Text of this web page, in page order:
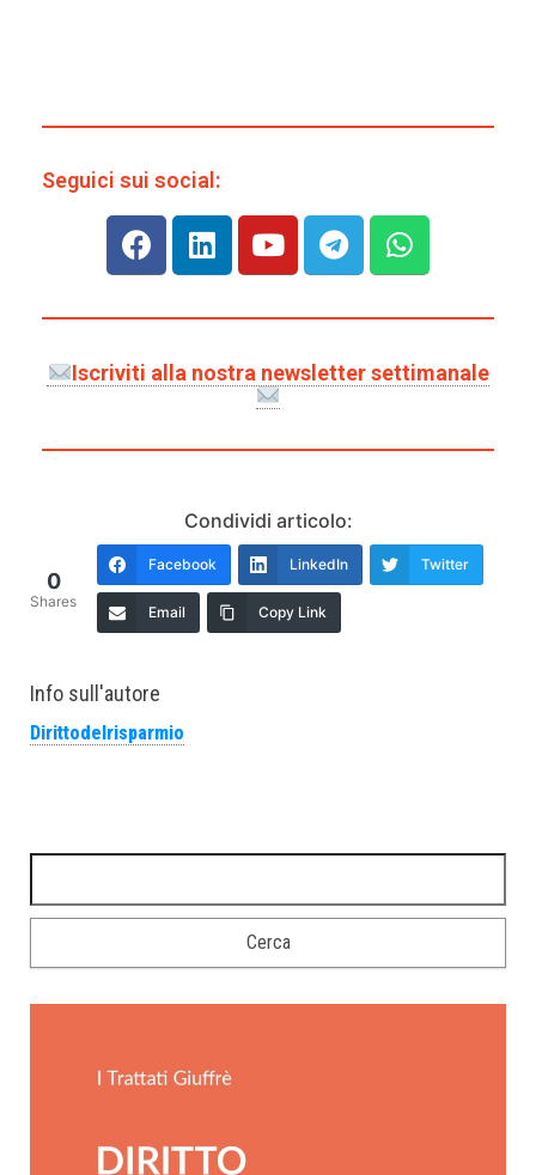
Seguici sui social:
Iscriviti alla nostra newsletter settimanale
Condividi articolo:
0
Shares
Facebook LinkedIn Twitter
Email Copy Link
Info sull'autore
Dirittodelrisparmio